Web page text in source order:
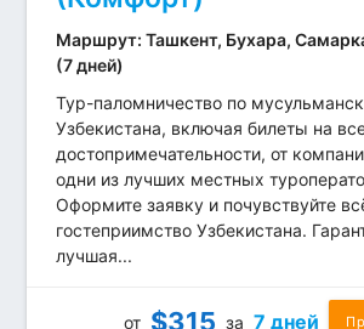
Маршрут: Ташкент, Бухара,
(7 дней)
Тур-паломничество по
Узбекистана, включая билеты на
достопримечательности, от
одни из лучших местных
Оформите заявку и почувствуйте
гостеприимство Узбекистана.
лучшая...
от $315 за 7 дней